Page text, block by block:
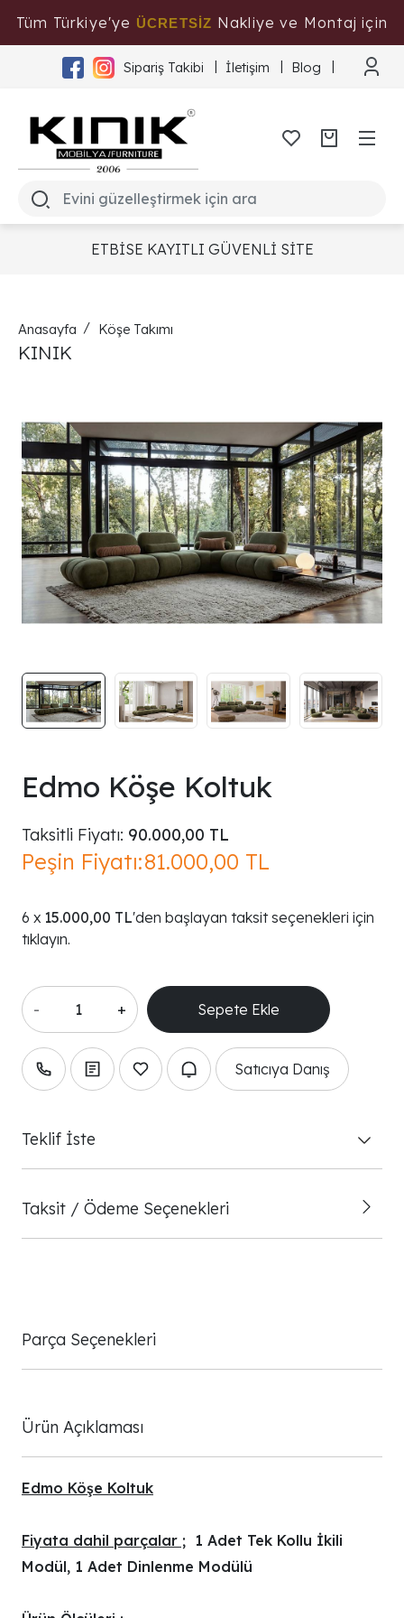
Tüm Türkiye'ye ÜCRETSİZ Nakliye ve Montaj için
Tıklayınız
Sipariş Takibi İletişim Blog
ETBİSE KAYITLI GÜVENLİ SİTE
Anasayfa Köşe Takımı
KINIK
Edmo Köşe Koltuk
Taksitli Fiyatı: 90.000,00 TL
Peşin Fiyatı:81.000,00 TL
15.000,00 TL'den başlayan taksit seçenekleri için
tıklayın.
- +
Satıcıya Danış
Teklif İste
Taksit / Ödeme Seçenekleri
Parça Seçenekleri
Ürün Açıklaması
Edmo Köşe Koltuk
Fiyata dahil parçalar ; 1 Adet Tek Kollu İkili
Modül, 1 Adet Dinlenme Modülü